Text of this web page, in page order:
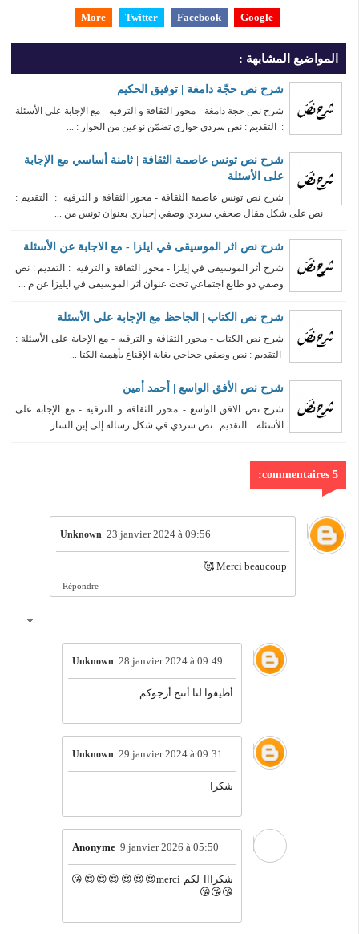
Google
Facebook
Twitter
More
المواضيع المشابهة :
شرح نص حجّة دامغة | توفيق الحكيم
شرح نص حجة دامغة - محور الثقافة و الترفيه - مع الإجابة على الأسئلة
: التقديم : نص سردي حواري تضمّن نوعين من الحوار : ...
شرح نص تونس عاصمة الثقافة | ثامنة أساسي مع الإجابة
على الأسئلة
شرح نص تونس عاصمة الثقافة - محور الثقافة و الترفيه : التقديم :
نص على شكل مقال صحفي سردي وصفي إخباري بعنوان تونس من ...
شرح نص اثر الموسيقى في ايلزا - مع الاجابة عن الأسئلة
شرح أثر الموسيقى في إيلزا - محور الثقافة و الترفيه : التقديم : نص
وصفي ذو طابع اجتماعي تحت عنوان اثر الموسيقى في ايليزا عن م ...
شرح نص الكتاب | الجاحظ مع الإجابة على الأسئلة
شرح نص الكتاب - محور الثقافة و الترفيه - مع الإجابة على الأسئلة :
التقديم : نص وصفي حجاجي بغاية الإقناع بأهمية الكتا ...
شرح نص الأفق الواسع | أحمد أمين
شرح نص الافق الواسع - محور الثقافة و الترفيه - مع الإجابة على
الأسئلة : التقديم : نص سردي في شكل رسالة إلى إبن السار ...
5 commentaires:
Unknown 23 janvier 2024 à 09:56
Merci beaucoup 🥰
Répondre
Unknown 28 janvier 2024 à 09:49
أظيفوا لنا أنتج أرجوكم
Unknown 29 janvier 2024 à 09:31
شكرا
Anonyme 9 janvier 2026 à 05:50
شكرااا لكم merci😍😍😍😍😍😍😘
😘😘😘